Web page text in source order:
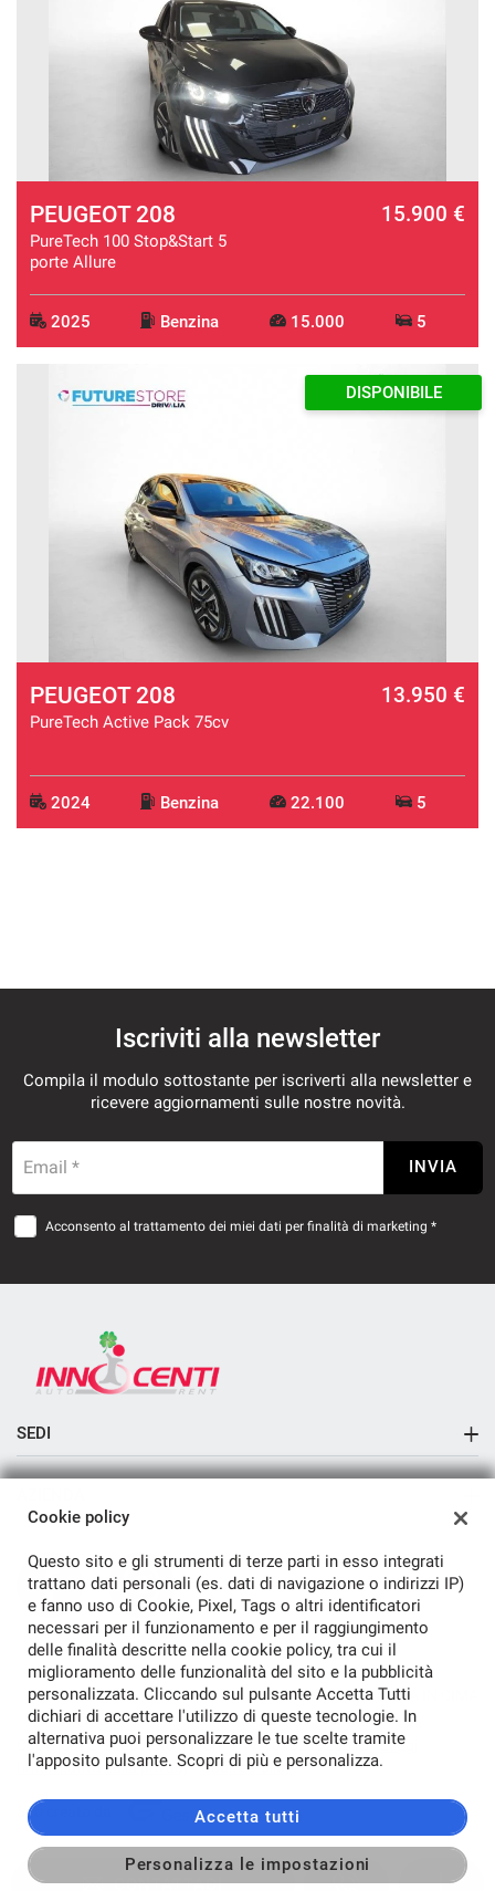
PEUGEOT 208
PureTech 100 Stop&Start 5
porte Allure
15.900 €
2025 Benzina 15.000 5
DISPONIBILE
PEUGEOT 208
PureTech Active Pack 75cv
13.950 €
2024 Benzina 22.100 5
Iscriviti alla newsletter
Compila il modulo sottostante per iscriverti alla newsletter e
ricevere aggiornamenti sulle nostre novità.
Email * INVIA
Acconsento al trattamento dei miei dati per finalità di marketing *
CONTATTACI
SEDI
Sede di Aversa
Contatti
TORNA IN CIMA
Copyright © 2026 Auto Inn Srl - P.IVA 04321920615 -Leggi
l'informativa sulla privacy-Cookie Policy
Sito creato da:
Cookie policy
Questo sito e gli strumenti di terze parti in esso integrati
trattano dati personali (es. dati di navigazione o indirizzi IP)
e fanno uso di Cookie, Pixel, Tags o altri identificatori
necessari per il funzionamento e per il raggiungimento
delle finalità descritte nella cookie policy, tra cui il
miglioramento delle funzionalità del sito e la pubblicità
personalizzata. Cliccando sul pulsante Accetta Tutti
dichiari di accettare l'utilizzo di queste tecnologie. In
alternativa puoi personalizzare le tue scelte tramite
l'apposito pulsante. Scopri di più e personalizza.
Accetta tutti
Personalizza le impostazioni